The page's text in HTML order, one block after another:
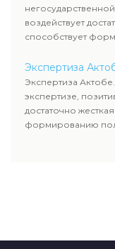
воздействует
способствует
Экспертиза
Экспертиза
экспертизе,
достаточно
формированию